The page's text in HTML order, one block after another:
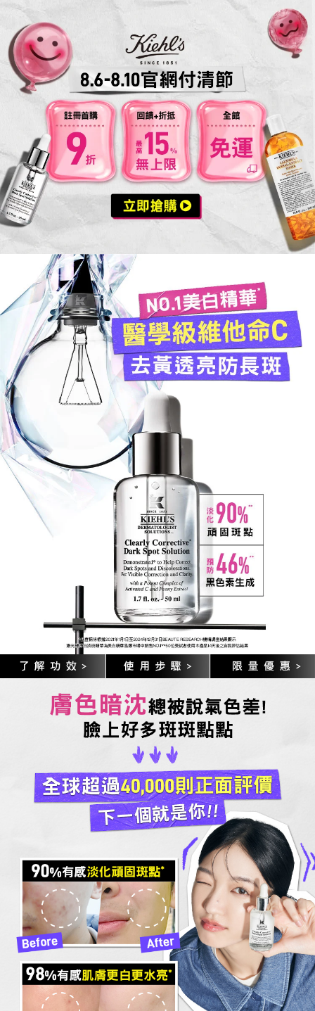
NO.1美白精華
醫學級維他命C
去黃透亮防長斑
淡化90%
頑固斑點
預防46%
黑色素生城
*此宣稱係根據2021年1月1日至2024年12月31日BEAUTE RESEARCH機構調查解果顯示
激光極淨白淡斑精華為美白精華類市場中銷售NO.1 **50位受試者使用本產品14天後之自我評估結果
膚色暗沈總被說氣色差!
臉上好多斑斑點點
全球超過40,000則正面評價
下一個就是你!!
90%有感淡化頑固斑點*
98%有感肌膚更白更水亮*